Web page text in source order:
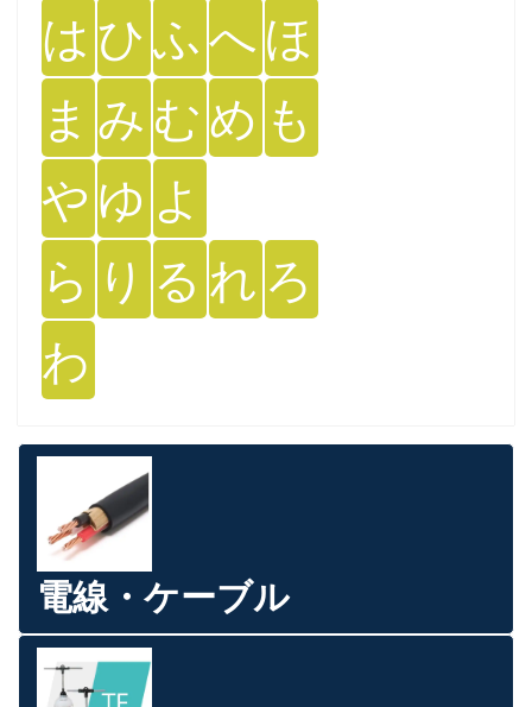
は ひふへほ
ま み むめ も
や ゆ よ
ら り る れ ろ
わ
電線・ケーブル